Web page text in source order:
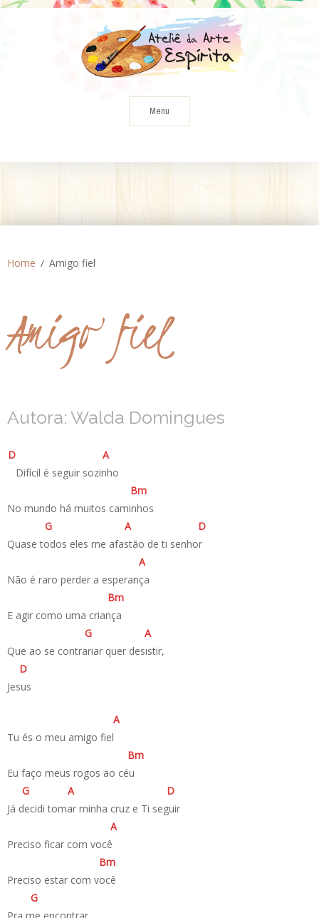
Skip
Menu
Home Amigo fiel
Amigo fiel
Autora: Walda Domingues
D
A
­ Difícil é seguir sozinho
Bm
No mundo há muitos caminhos
G
A
D
Quase todos eles me afastão de ti senhor
A
Não é raro perder a esperança
Bm
E agir como uma criança
G
A
Que ao se contrariar quer desistir,
D
Jesus
A
Tu és o meu amigo fiel
Bm
Eu faço meus rogos ao céu
G
A
D
Já decidi tomar minha cruz e Ti seguir
A
Preciso ficar com você
Bm
Preciso estar com você
G